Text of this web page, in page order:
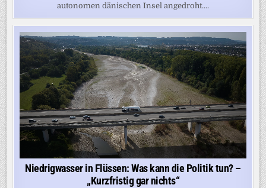
autonomen dänischen Insel angedroht....
Niedrigwasser in Flüssen: Was kann die Politik tun? –
„Kurzfristig gar nichts“